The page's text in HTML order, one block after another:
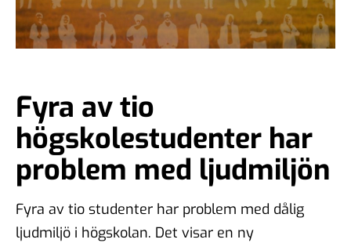
Fyra av tio
högskolestudenter har
problem med ljudmiljön
Fyra av tio studenter har problem med dålig
ljudmiljö i högskolan. Det visar en ny